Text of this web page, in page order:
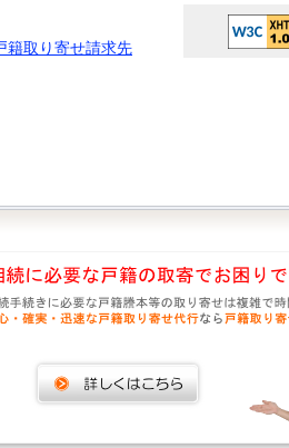
籍取り寄せ請求先